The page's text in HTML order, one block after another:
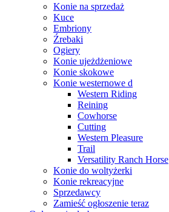
Konie na sprzedaż
Kuce
Embriony
Źrebaki
Ogiery
Konie ujeżdżeniowe
Konie skokowe
Konie westernowe d
Western Riding
Reining
Cowhorse
Cutting
Western Pleasure
Trail
Versatility Ranch Horse
Konie do woltyżerki
Konie rekreacyjne
Sprzedawcy
Zamieść ogłoszenie teraz